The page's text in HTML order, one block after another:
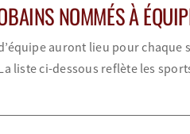
NOMMÉS À
auront lieu pour
liste ci-dessous reflète les